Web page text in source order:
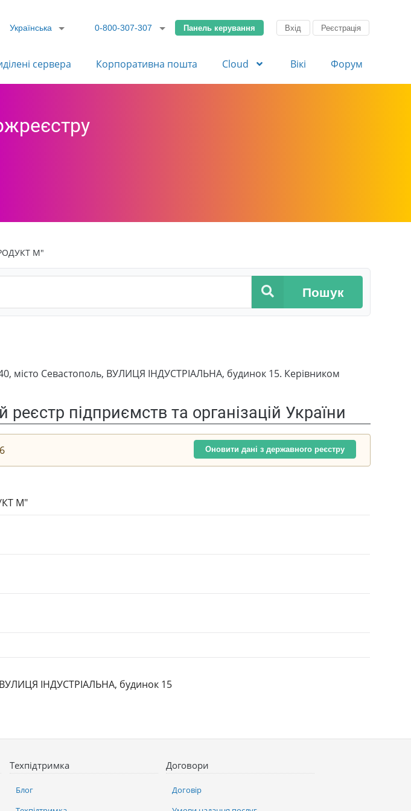
Українська 0-800-307-307 Панель керування Вхід Реєстрація
сервера Корпоративна пошта Cloud Вікі Форум
М"
Пошук
місто Севастополь, ВУЛИЦЯ ІНДУСТРІАЛЬНА, будинок 15. Керівником
підприємств та організацій України
Оновити дані з державного реєстру
М"
ВУЛИЦЯ ІНДУСТРІАЛЬНА, будинок 15
Техпідтримка
Блог
Договори
Договір